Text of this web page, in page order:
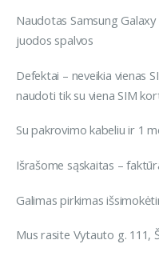
Naudotas Samsung
juodos spalvos
Defektai – neveikia vienas
naudoti tik su viena SIM
Su pakrovimo kabeliu ir 1
Išrašome sąskaitas –
Galimas pirkimas
Mus rasite Vytauto g. 111,